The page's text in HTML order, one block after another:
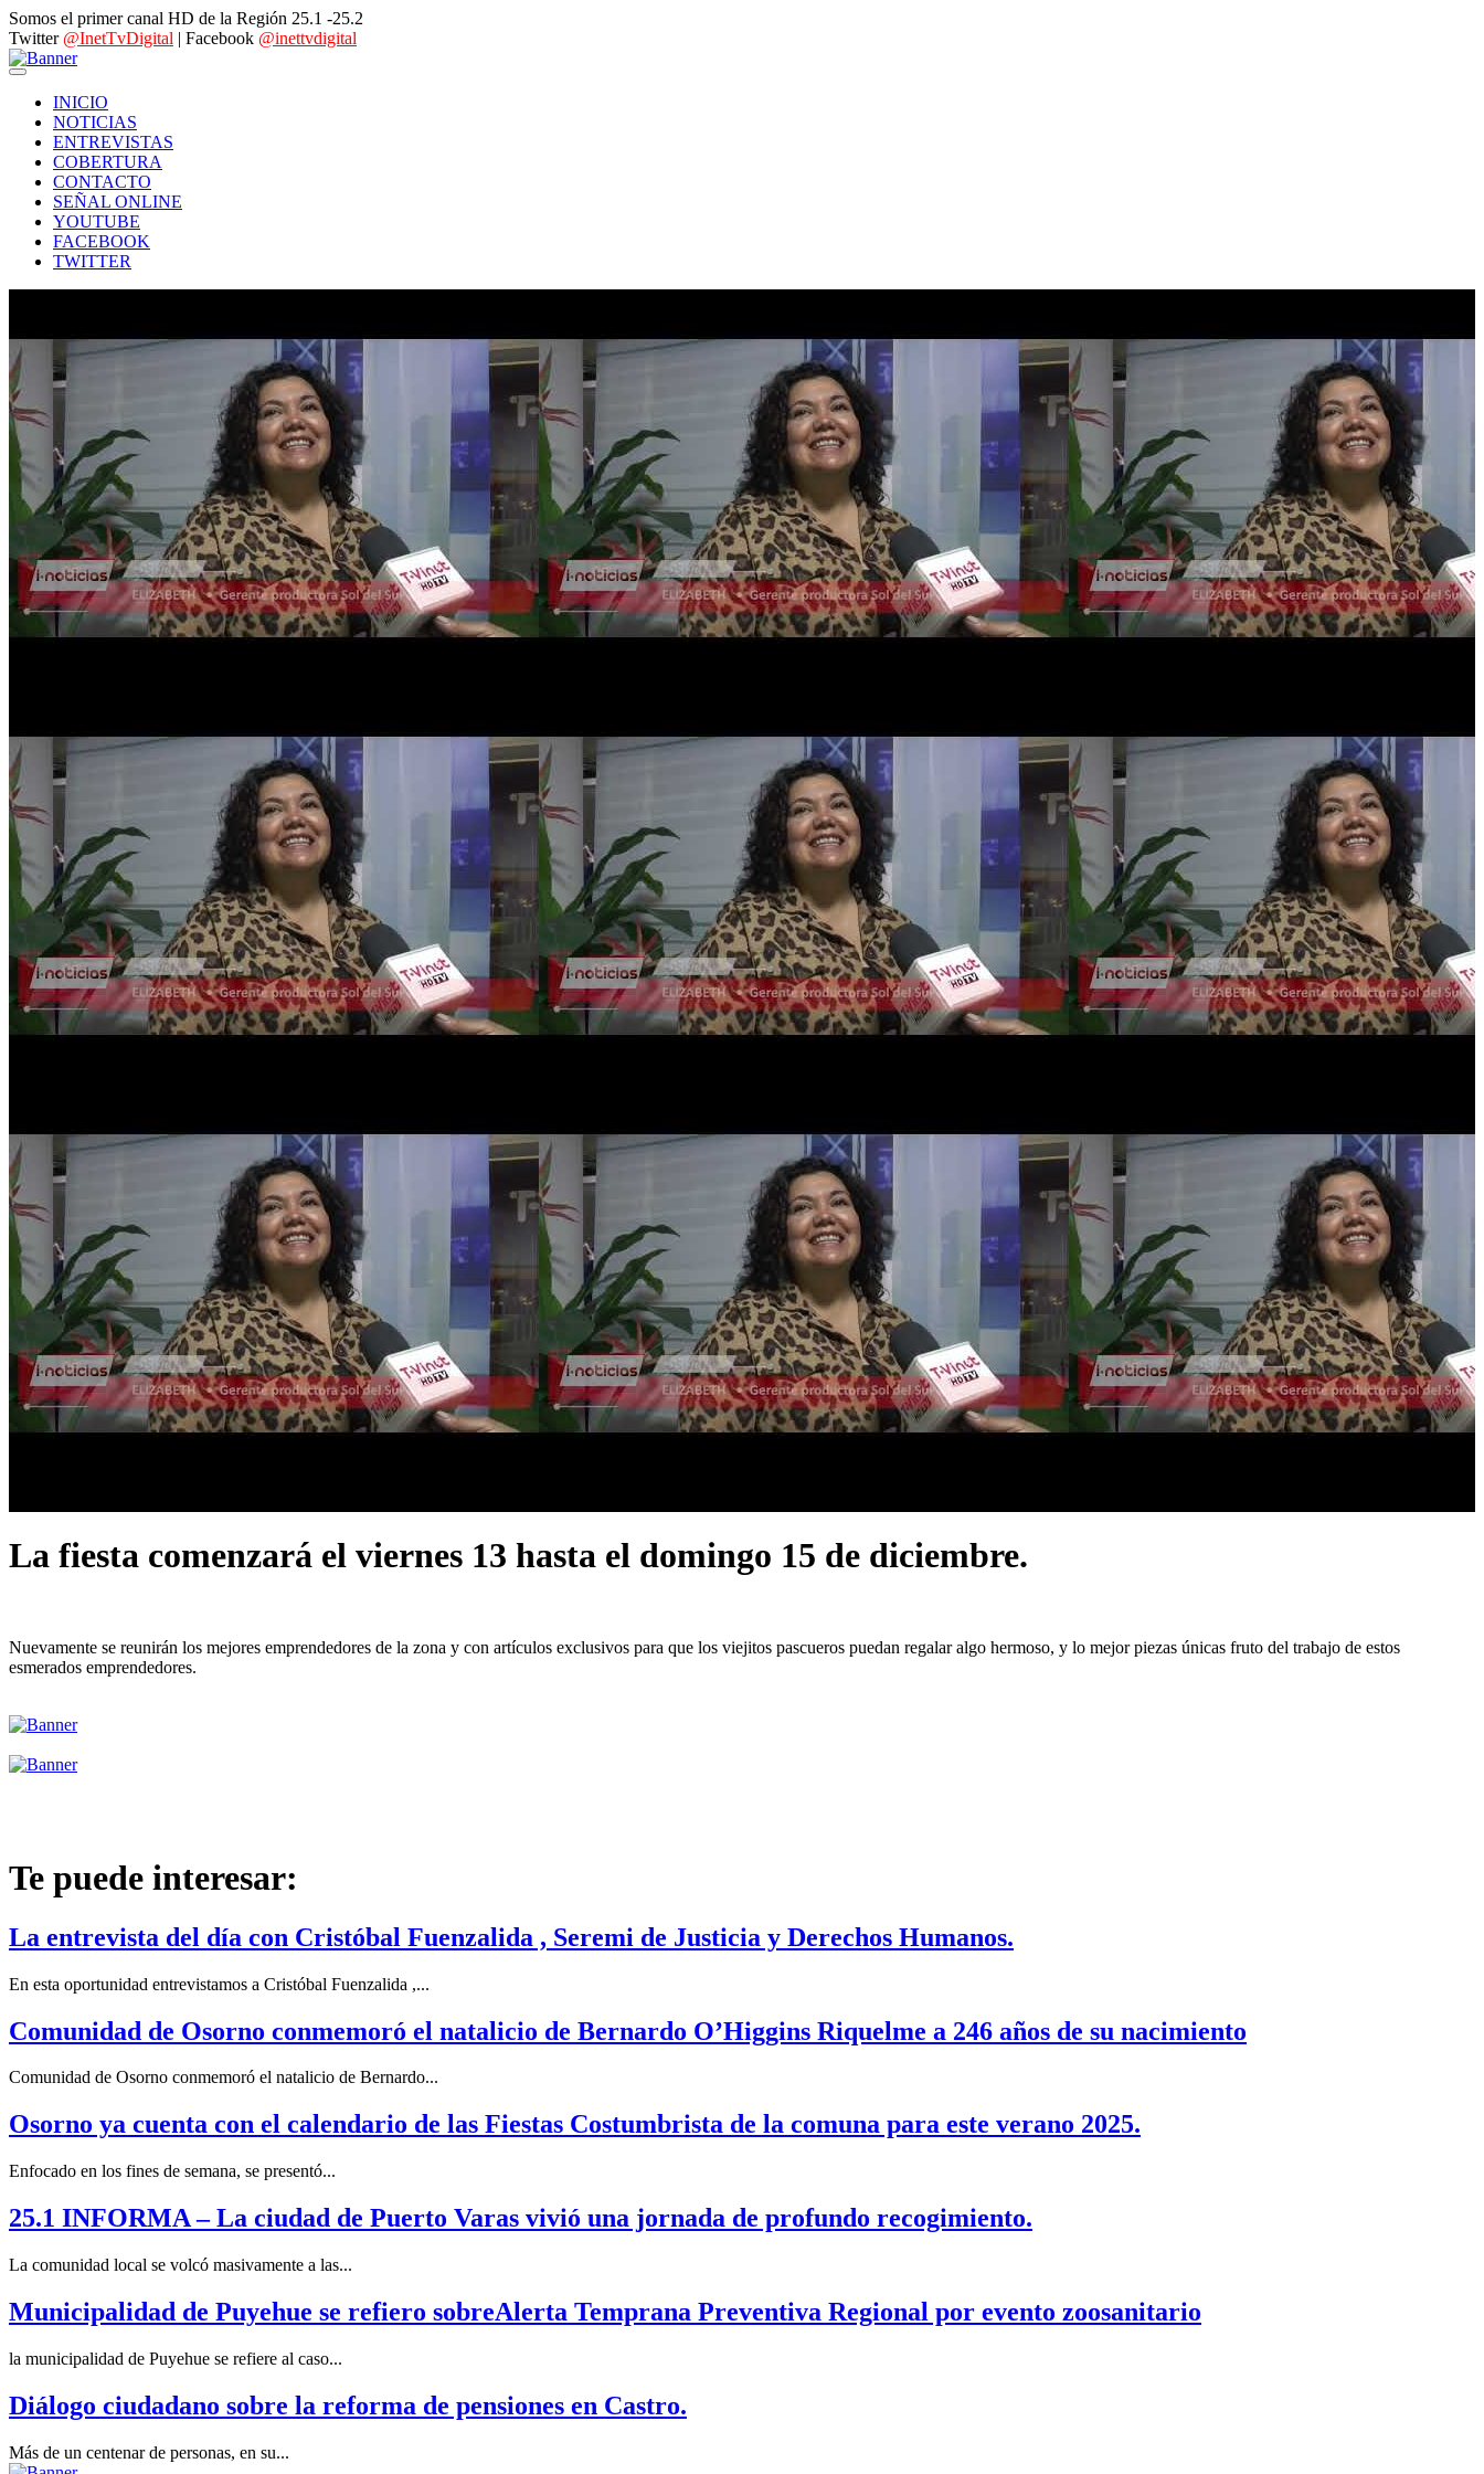
Somos el primer canal HD de la Región 25.1 -25.2
Twitter @InetTvDigital | Facebook @inettvdigital
INICIO
NOTICIAS
ENTREVISTAS
COBERTURA
CONTACTO
SEÑAL ONLINE
YOUTUBE
FACEBOOK
TWITTER
La fiesta comenzará el viernes 13 hasta el domingo 15 de diciembre.
Nuevamente se reunirán los mejores emprendedores de la zona y con artículos exclusivos para que los viejitos pascueros puedan regalar algo hermoso, y lo mejor piezas únicas fruto del trabajo de estos
esmerados emprendedores.
Te puede interesar:
La entrevista del día con Cristóbal Fuenzalida , Seremi de Justicia y Derechos Humanos.
En esta oportunidad entrevistamos a Cristóbal Fuenzalida ,...
Comunidad de Osorno conmemoró el natalicio de Bernardo O’Higgins Riquelme a 246 años de su nacimiento
Comunidad de Osorno conmemoró el natalicio de Bernardo...
Osorno ya cuenta con el calendario de las Fiestas Costumbrista de la comuna para este verano 2025.
Enfocado en los fines de semana, se presentó...
25.1 INFORMA – La ciudad de Puerto Varas vivió una jornada de profundo recogimiento.
La comunidad local se volcó masivamente a las...
Municipalidad de Puyehue se refiero sobreAlerta Temprana Preventiva Regional por evento zoosanitario
la municipalidad de Puyehue se refiere al caso...
Diálogo ciudadano sobre la reforma de pensiones en Castro.
Más de un centenar de personas, en su...